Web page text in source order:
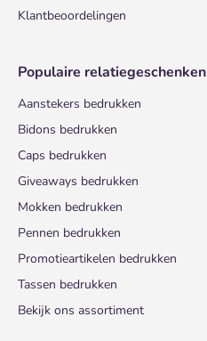
Klantbeoordelingen
Populaire relatiegeschenken
Aanstekers bedrukken
Bidons bedrukken
Caps bedrukken
Giveaways bedrukken
Mokken bedrukken
Pennen bedrukken
Promotieartikelen bedrukken
Tassen bedrukken
Bekijk ons assortiment